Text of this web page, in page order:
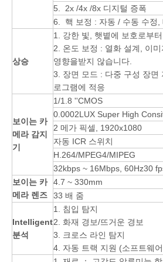
5. 2x /4x /8x 디지털 증폭
6. 핵 보정 : 자동 / 수동 수정,
상승
1. 강한 빛, 햇볕에 보호로부
2. 온도 보정 : 열화 설계, 이
영향을받지 않습니다.
3. 장면 모드 : 다중 구성 장면
로그램에 적응
보이는 카
메라 감지
기
1/1.8 ''CMOS
0.0002LUX Super High
2 메가 픽셀, 1920x1080
자동 ICR 스위치
H.264/MPEG4/MIPEG
32kbps ~ 16Mbps, 60Hz30
보이는 카
메라 렌즈
4.7 ~ 330mm
33 배 줌
Intelligent
분석
1. 침입 탐지
2. 화재 경보/뜨거운 경보
3. 크로스 라인 탐지
4. 자동 트랙 지원 (소프트웨